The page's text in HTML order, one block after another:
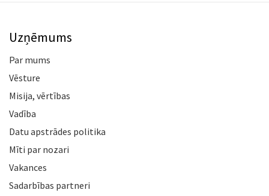
Uzņēmums
Par mums
Vēsture
Misija, vērtības
Vadība
Datu apstrādes politika
Mīti par nozari
Vakances
Sadarbības partneri